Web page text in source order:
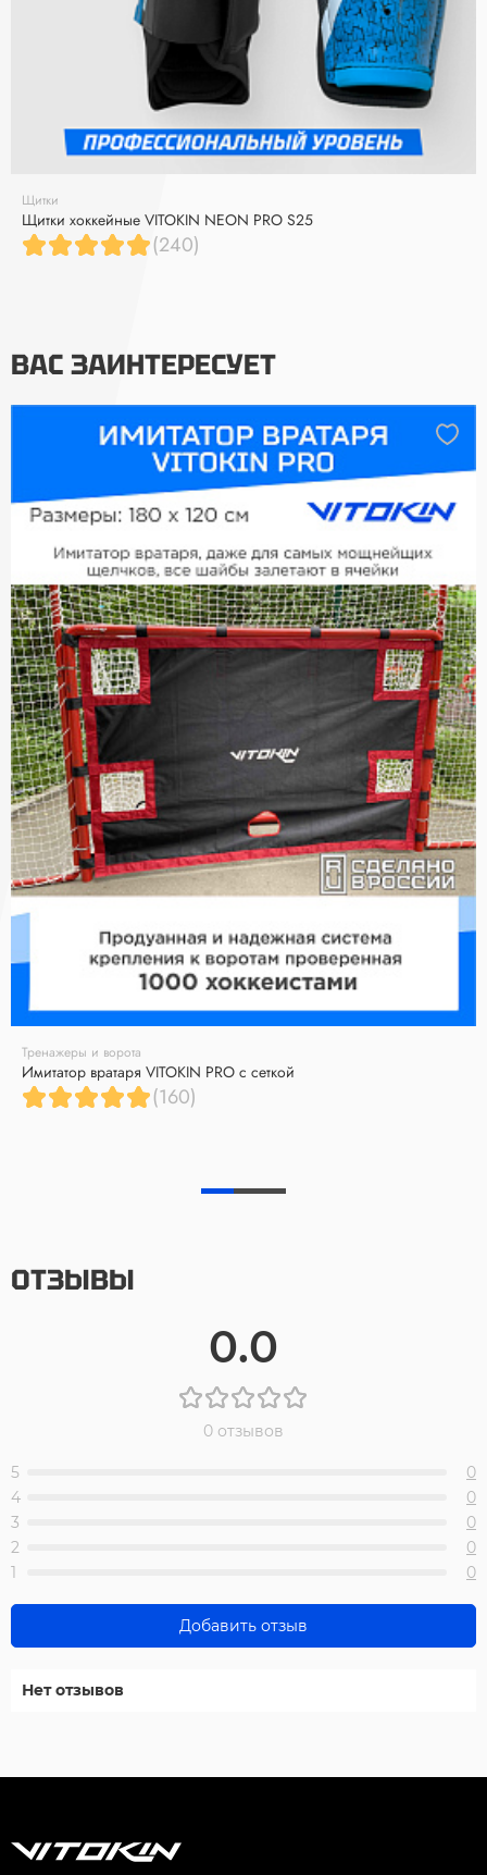
Щитки
Щитки хоккейные VITOKIN NEON PRO S25
(240)
ВАС ЗАИНТЕРЕСУЕТ
Тренажеры и ворота
Имитатор вратаря VITOKIN PRO с сеткой
(160)
ОТЗЫВЫ
0.0
0 отзывов
5
0
4
0
3
0
2
0
1
0
Добавить отзыв
Нет отзывов